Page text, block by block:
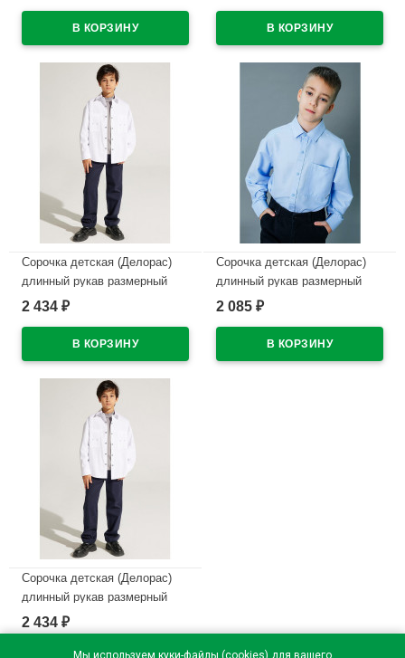
Мы используем куки-файлы (cookies) для вашего
Сорочка детская (Делорас)
длинный рукав размерный
ряд 31/128-134-35/152-158
2 434 ₽
Сорочка детская (Делорас)
длинный рукав размерный
ряд 31/128-134-35/152-158
арт.C71711 на кнопках
2 085 ₽
Сорочка детская (Делорас)
длинный рукав размерный
ряд 31/128-134-35/152-158
цвет белый арт.C71734 на
2 434 ₽